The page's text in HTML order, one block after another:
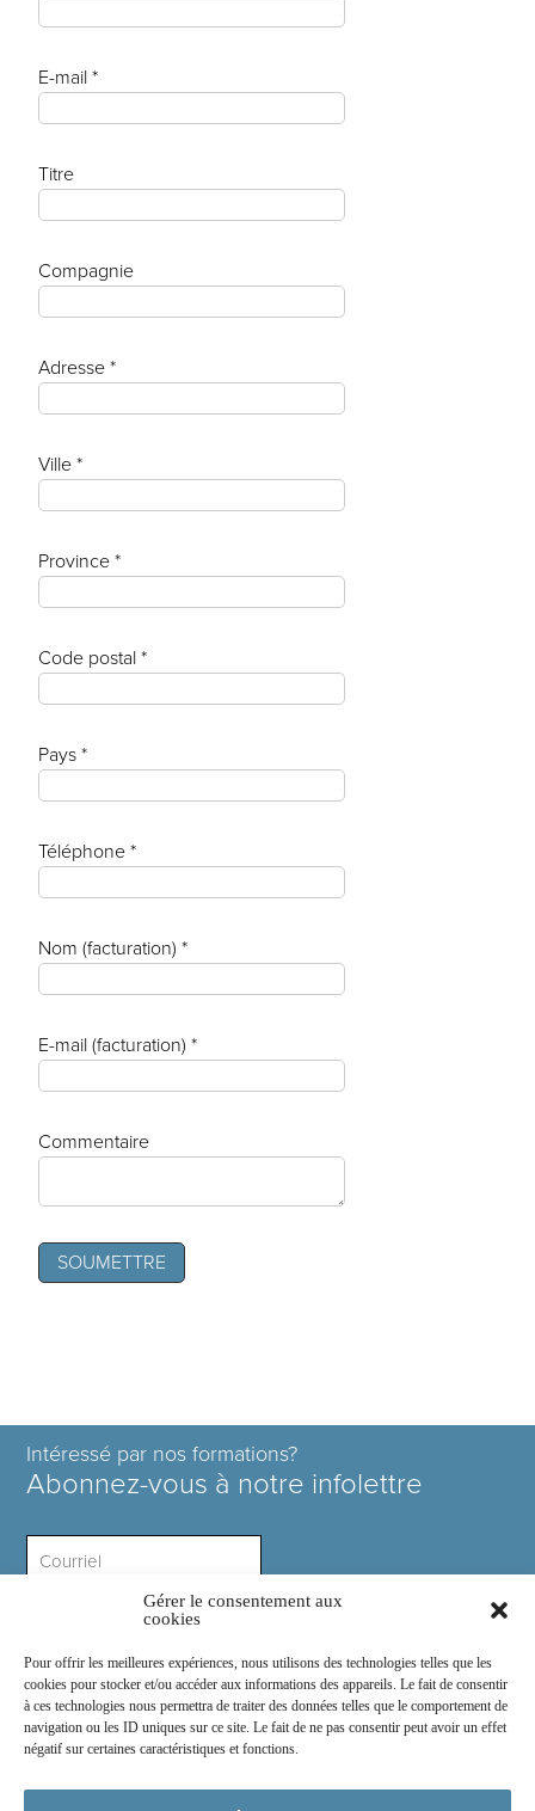
Gérer le consentement aux
cookies
Pour offrir les meilleures expériences, nous utilisons des technologies telles que les
cookies pour stocker et/ou accéder aux informations des appareils. Le fait de consentir
à ces technologies nous permettra de traiter des données telles que le comportement de
navigation ou les ID uniques sur ce site. Le fait de ne pas consentir peut avoir un effet
négatif sur certaines caractéristiques et fonctions.
E-mail *
Titre
Compagnie
Adresse *
Ville *
Province *
Code postal *
Pays *
Téléphone *
Nom (facturation) *
E-mail (facturation) *
Commentaire
Intéressé par nos formations?
Abonnez-vous à notre infolettre